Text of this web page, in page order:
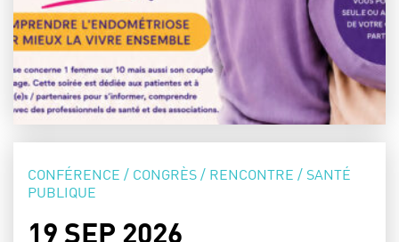
CATÉGORIE :
CONFÉRENCE / CONGRÈS / RENCONTRE / SANTÉ
PUBLIQUE
DATE :
19 SEP 2026